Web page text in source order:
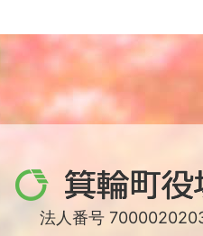
箕
輪法人番号